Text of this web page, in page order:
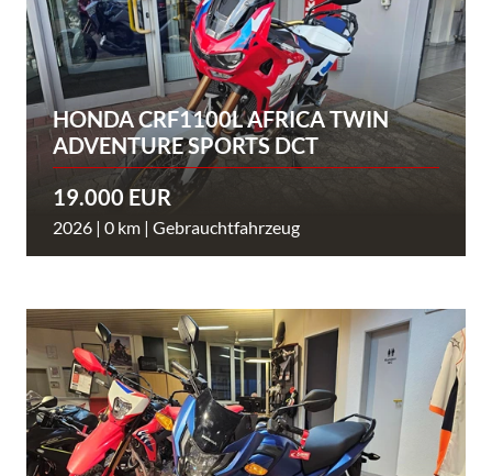
HONDA CRF1100L AFRICA TWIN
ADVENTURE SPORTS DCT
19.000 EUR
2026 | 0 km | Gebrauchtfahrzeug